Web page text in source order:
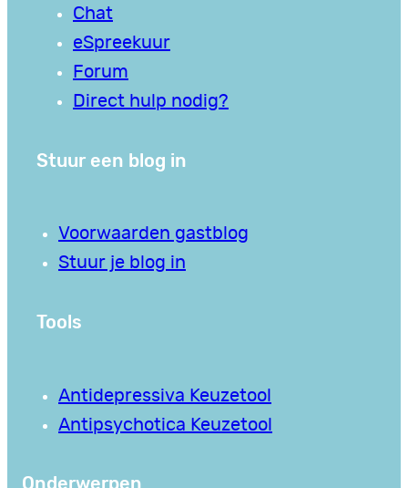
Chat
eSpreekuur
Forum
Direct hulp nodig?
Stuur een blog in
Voorwaarden gastblog
Stuur je blog in
Tools
Antidepressiva Keuzetool
Antipsychotica Keuzetool
Onderwerpen